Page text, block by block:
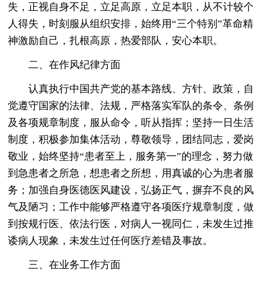
失，正视自身不足，立足高原，立足本职，从不计较个
人得失，时刻服从组织安排，始终用“三个特别”革命精
神激励自己，扎根高原，热爱部队，安心本职。
二、在作风纪律方面
认真执行中国共产党的基本路线、方针、政策，自
觉遵守国家的法律、法规，严格落实军队的条令、条例
及各项规章制度，服从命令，听从指挥；坚持一日生活
制度，积极参加集体活动，尊敬领导，团结同志，爱岗
敬业，始终坚持“患者至上，服务第一”的理念，努力做
到急患者之所急，想患者之所想，用真诚的心为患者服
务；加强自身医德医风建设，弘扬正气，摒弃不良的风
气及陋习；工作中能够严格遵守各项医疗规章制度，做
到按规行医、依法行医，对病人一视同仁，未发生过推
诿病人现象，未发生过任何医疗差错及事故。
三、在业务工作方面